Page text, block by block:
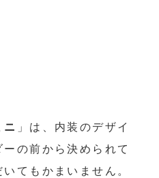
ニ 」は、内装のデザイ
の前から決められて
てもかまいません。